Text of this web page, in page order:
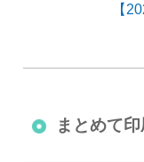
【
まとめて